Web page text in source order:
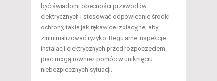
być świadomi obecności przewodów
elektrycznych i stosować odpowiednie środki
ochrony, takie jak rękawice izolacyjne, aby
zminimalizować ryzyko. Regularne inspekcje
instalacji elektrycznych przed rozpoczęciem
prac mogą również pomóc w uniknięciu
niebezpiecznych sytuacji.